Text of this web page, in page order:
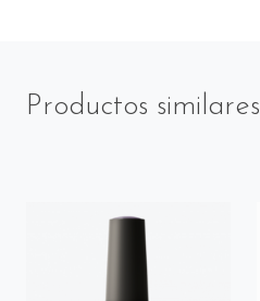
Productos similares